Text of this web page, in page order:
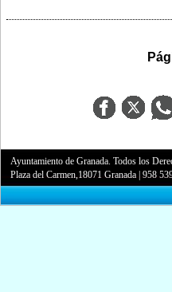
Ayuntamiento de Granada. Todos los
Plaza del Carmen,18071 Granada |958